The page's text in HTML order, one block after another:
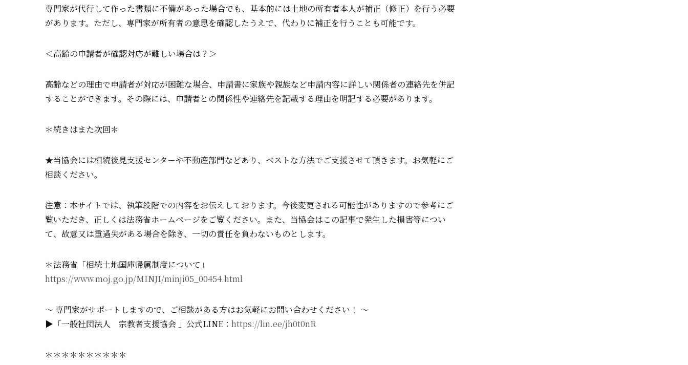
専門家が代行して作った書類に不備があった場合でも、基本的には土地の所有者本人が補正（修正）を行う必要
があります。ただし、専門家が所有者の意思を確認したうえで、代わりに補正を行うことも可能です。
＜高齢の申請者が確認対応が難しい場合は？＞
高齢などの理由で申請者が対応が困難な場合、申請書に家族や親族など申請内容に詳しい関係者の連絡先を併記
することができます。その際には、申請者との関係性や連絡先を記載する理由を明記する必要があります。
＊続きはまた次回＊
★当協会には相続後見支援センターや不動産部門などあり、ベストな方法でご支援させて頂きます。お気軽にご
相談ください。
注意：本サイトでは、執筆段階での内容をお伝えしております。今後変更される可能性がありますので参考にご
覧いただき、正しくは法務省ホームページをご覧ください。また、当協会はこの記事で発生した損害等につい
て、故意又は重過失がある場合を除き、一切の責任を負わないものとします。
＊法務省「相続土地国庫帰属制度について」
https://www.moj.go.jp/MINJI/minji05_00454.html
～ 専門家がサポートしますので、ご相談がある方はお気軽にお問い合わせください！ ～
▶「一般社団法人 宗教者支援協会 」公式LINE： https://lin.ee/jh0t0nR
＊＊＊＊＊＊＊＊＊＊